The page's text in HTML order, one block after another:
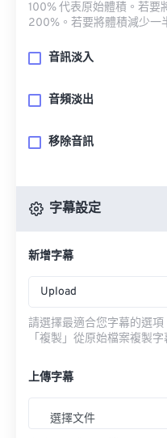
100% 代表原始體積。若要
200%。若要將體積減少一
音訊淡入
音頻淡出
移除音訊
字幕設定
新增字幕
Upload
請選擇最適合您字幕的選
「複製」從原始檔案複製字
上傳字幕
選擇文件